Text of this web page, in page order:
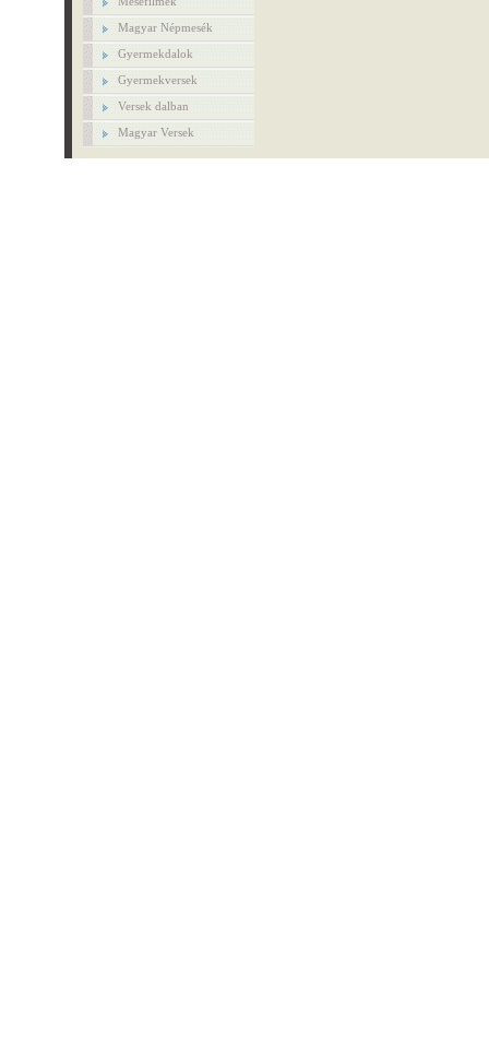
Magyar Népmesék
Gyermekdalok
Gyermekversek
Versek dalban
Magyar Versek